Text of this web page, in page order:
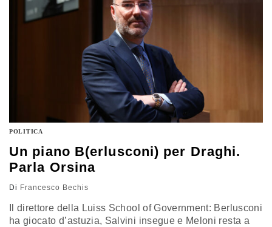
POLITICA
Un piano B(erlusconi) per Draghi.
Parla Orsina
Di Francesco Bechis
Il direttore della Luiss School of Government: Berlusconi
ha giocato d’astuzia, Salvini insegue e Meloni resta a